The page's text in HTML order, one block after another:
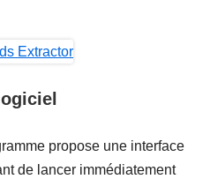
propose une interface
de lancer immédiatement